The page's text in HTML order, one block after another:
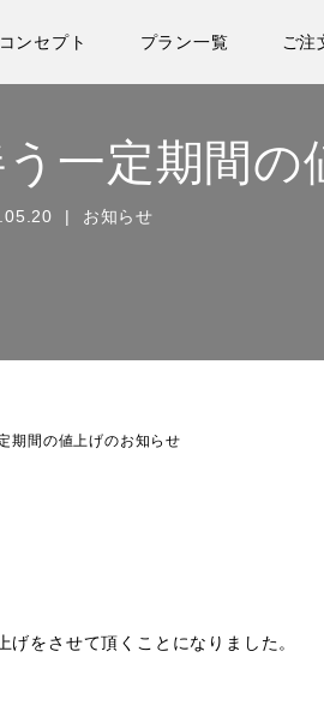
コンセプト プラン一覧 ご注
一定期間
お知らせ
期間の値上げのお知らせ
をさせて頂くことになりました。